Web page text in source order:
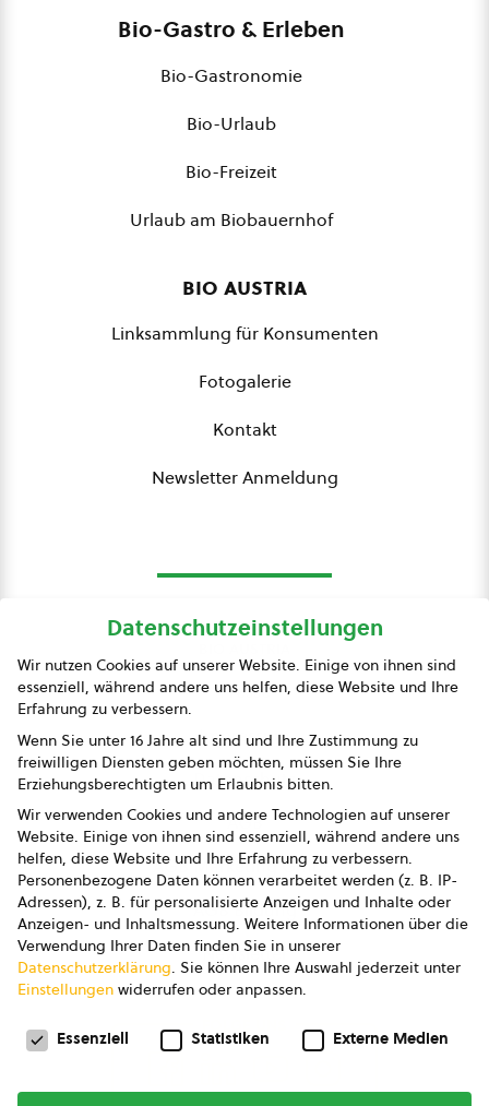
Bio-Gastro & Erleben
Bio-Gastronomie
Bio-Urlaub
Bio-Freizeit
Urlaub am Biobauernhof
bio austria
Linksammlung für Konsumenten
Fotogalerie
Kontakt
Newsletter Anmeldung
Presse
Impressum
Datenschutz
AGB
AGB Marketing GmbH
AGB Bildung
Newsletter
Datenschutzeinstellungen
Wir nutzen Cookies auf unserer Website. Einige von ihnen sind
essenziell, während andere uns helfen, diese Website und Ihre
Erfahrung zu verbessern.
Wenn Sie unter 16 Jahre alt sind und Ihre Zustimmung zu
freiwilligen Diensten geben möchten, müssen Sie Ihre
Erziehungsberechtigten um Erlaubnis bitten.
Wir verwenden Cookies und andere Technologien auf unserer
Website. Einige von ihnen sind essenziell, während andere uns
helfen, diese Website und Ihre Erfahrung zu verbessern.
Personenbezogene Daten können verarbeitet werden (z. B. IP-
Adressen), z. B. für personalisierte Anzeigen und Inhalte oder
Anzeigen- und Inhaltsmessung. Weitere Informationen über die
Verwendung Ihrer Daten finden Sie in unserer
Datenschutzerklärung. Sie können Ihre Auswahl jederzeit unter
Einstellungen widerrufen oder anpassen.
Datenschutzeinstellungen
Essenziell Statistiken Externe Medien